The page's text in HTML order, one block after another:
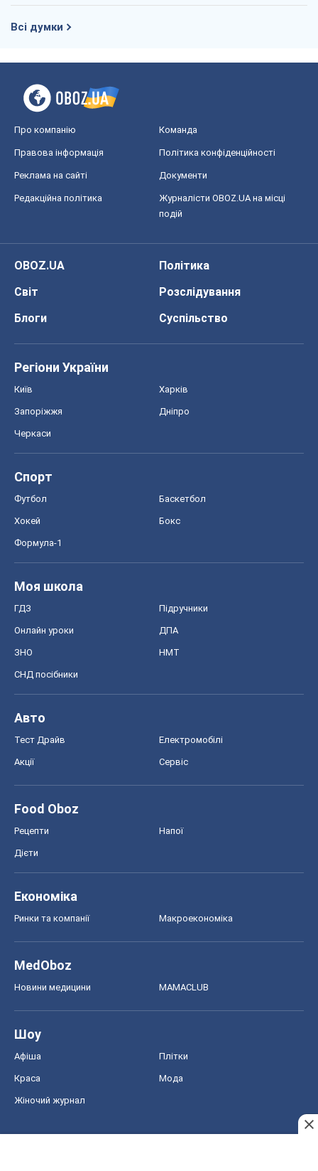
Всі думки
Про компанію Команда
Правова інформація Політика конфіденційності
Реклама на сайті Документи
Редакційна політика
Журналісти OBOZ.UA на місці
подій
OBOZ.UA
Політика
Світ
Розслідування
Блоги
Суспільство
Регіони України
Київ Харків
Запоріжжя Дніпро
Черкаси
Спорт
Футбол Баскетбол
Хокей Бокс
Формула-1
Моя школа
ГДЗ Підручники
Онлайн уроки ДПА
ЗНО НМТ
СНД посібники
Авто
Тест Драйв Електромобілі
Акції Сервіс
Food Oboz
Рецепти Напої
Дієти
Економіка
Ринки та компанії Макроекономіка
MedOboz
Новини медицини MAMACLUB
Шоу
Афіша Плітки
Краса Мода
Жіночий журнал